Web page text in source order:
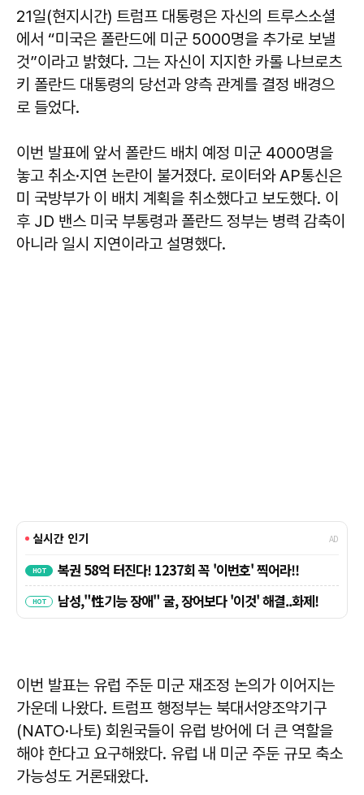
21일(현지시간) 트럼프 대통령은 자신의 트루스소셜
에서 “미국은 폴란드에 미군 5000명을 추가로 보낼
것”이라고 밝혔다. 그는 자신이 지지한 카롤 나브로츠
키 폴란드 대통령의 당선과 양측 관계를 결정 배경으
로 들었다.
이번 발표에 앞서 폴란드 배치 예정 미군 4000명을
놓고 취소·지연 논란이 불거졌다. 로이터와 AP통신은
미 국방부가 이 배치 계획을 취소했다고 보도했다. 이
후 JD 밴스 미국 부통령과 폴란드 정부는 병력 감축이
아니라 일시 지연이라고 설명했다.
이번 발표는 유럽 주둔 미군 재조정 논의가 이어지는
가운데 나왔다. 트럼프 행정부는 북대서양조약기구
(NATO·나토) 회원국들이 유럽 방어에 더 큰 역할을
해야 한다고 요구해왔다. 유럽 내 미군 주둔 규모 축소
가능성도 거론돼왔다.